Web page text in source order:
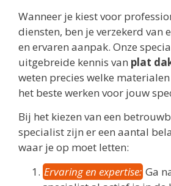
Wanneer je kiest voor
diensten, ben je verzekerd van
en ervaren aanpak. Onze
uitgebreide kennis van plat
weten precies welke
het beste werken voor jouw
Bij het kiezen van een
specialist zijn er een aantal
waar je op moet letten:
Ervaring en expertise: Ga